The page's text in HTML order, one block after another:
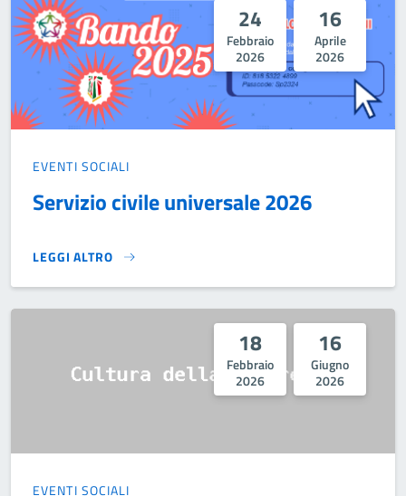
24
Febbraio
2026
16
Aprile
2026
EVENTI SOCIALI
Servizio civile universale 2026
LEGGI ALTRO
SERVIZIO CIVILE UNIVERSALE 2026}
18
Febbraio
2026
16
Giugno
2026
EVENTI SOCIALI